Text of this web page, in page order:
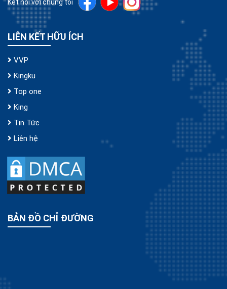
Kết nối với chúng tôi
LIÊN KẾT HỮU ÍCH
VVP
Kingku
Top one
King
Tin Tức
Liên hệ
BẢN ĐỒ CHỈ ĐƯỜNG